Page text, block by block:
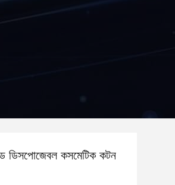
ডিসপোজেবল কসমেটিক কটন